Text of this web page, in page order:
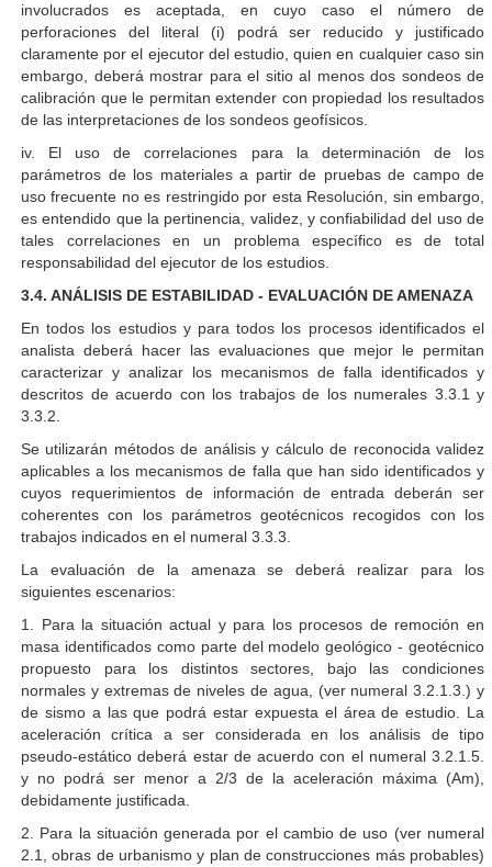
involucrados es aceptada, en cuyo caso el número de
perforaciones del literal (i) podrá ser reducido y justificado
claramente por el ejecutor del estudio, quien en cualquier caso sin
embargo, deberá mostrar para el sitio al menos dos sondeos de
calibración que le permitan extender con propiedad los resultados
de las interpretaciones de los sondeos geofísicos.
iv. El uso de correlaciones para la determinación de los
parámetros de los materiales a partir de pruebas de campo de
uso frecuente no es restringido por esta Resolución, sin embargo,
es entendido que la pertinencia, validez, y confiabilidad del uso de
tales correlaciones en un problema específico es de total
responsabilidad del ejecutor de los estudios.
3.4. ANÁLISIS DE ESTABILIDAD - EVALUACIÓN DE AMENAZA
En todos los estudios y para todos los procesos identificados el
analista deberá hacer las evaluaciones que mejor le permitan
caracterizar y analizar los mecanismos de falla identificados y
descritos de acuerdo con los trabajos de los numerales 3.3.1 y
3.3.2.
Se utilizarán métodos de análisis y cálculo de reconocida validez
aplicables a los mecanismos de falla que han sido identificados y
cuyos requerimientos de información de entrada deberán ser
coherentes con los parámetros geotécnicos recogidos con los
trabajos indicados en el numeral 3.3.3.
La evaluación de la amenaza se deberá realizar para los
siguientes escenarios:
1. Para la situación actual y para los procesos de remoción en
masa identificados como parte del modelo geológico - geotécnico
propuesto para los distintos sectores, bajo las condiciones
normales y extremas de niveles de agua, (ver numeral 3.2.1.3.) y
de sismo a las que podrá estar expuesta el área de estudio. La
aceleración crítica a ser considerada en los análisis de tipo
pseudo-estático deberá estar de acuerdo con el numeral 3.2.1.5.
y no podrá ser menor a 2/3 de la aceleración máxima (Am),
debidamente justificada.
2. Para la situación generada por el cambio de uso (ver numeral
2.1, obras de urbanismo y plan de construcciones más probables)